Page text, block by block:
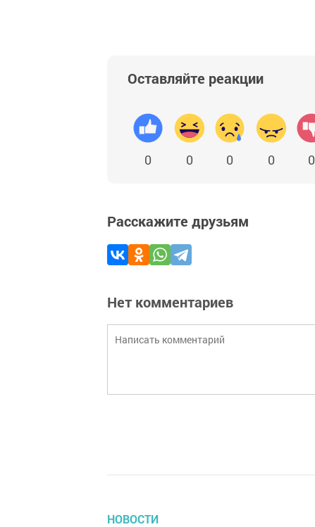
Оставляйте реакции
0 0 0 0 0
Расскажите друзьям
Нет комментариев
НОВОСТИ